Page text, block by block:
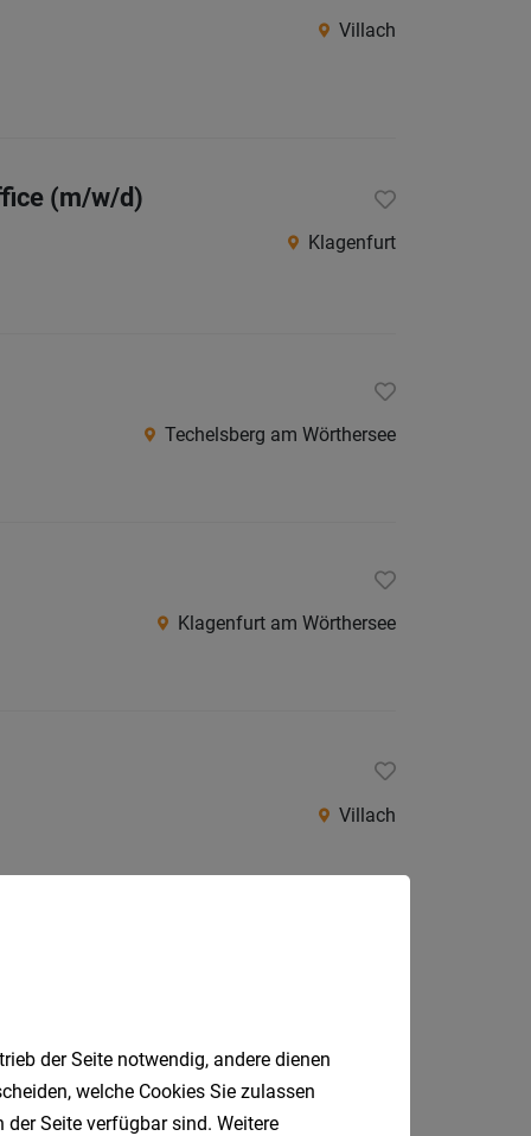
Villach
(m/w/d)
Klagenfurt
Techelsberg am Wörthersee
Klagenfurt am Wörthersee
Villach
der Seite notwendig, andere dienen
welche Cookies Sie zulassen
Seite verfügbar sind. Weitere